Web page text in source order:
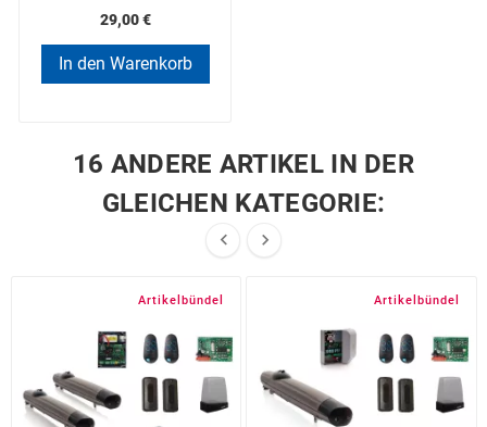
29,00 €
In den Warenkorb
16 ANDERE ARTIKEL IN DER
GLEICHEN KATEGORIE:
 
Artikelbündel Artikelbündel